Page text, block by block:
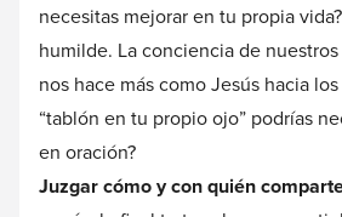
necesitas mejorar en tu propia
humilde. La conciencia de
nos hace más como Jesús hacia
“tablón en tu propio ojo” podrías
en oración?
Juzgar cómo y con quién